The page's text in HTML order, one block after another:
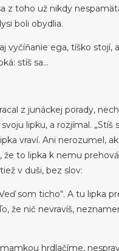
z toho už nikdy
boli obydlia.
vyčíňanie ega, tíško
stíš sa…
z junáckej porady,
lipku, a rozjímal.
vraví. Ani nerozumel,
že to lipka k nemu
v duši, bez slov:
som ticho“. A tu lipka
že nič nevravíš,
mamkou hrdlačíme,